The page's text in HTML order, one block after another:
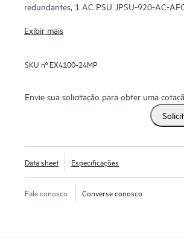
redundantes, 1 AC PSU JPSU-920-AC-
Exibir mais
SKU nº EX4100-24MP
Envie sua solicitação para obter uma
Data sheet Especificações
Fale conosco Converse conosco